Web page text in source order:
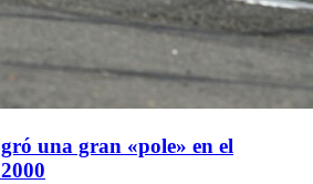
una gran «pole» en el